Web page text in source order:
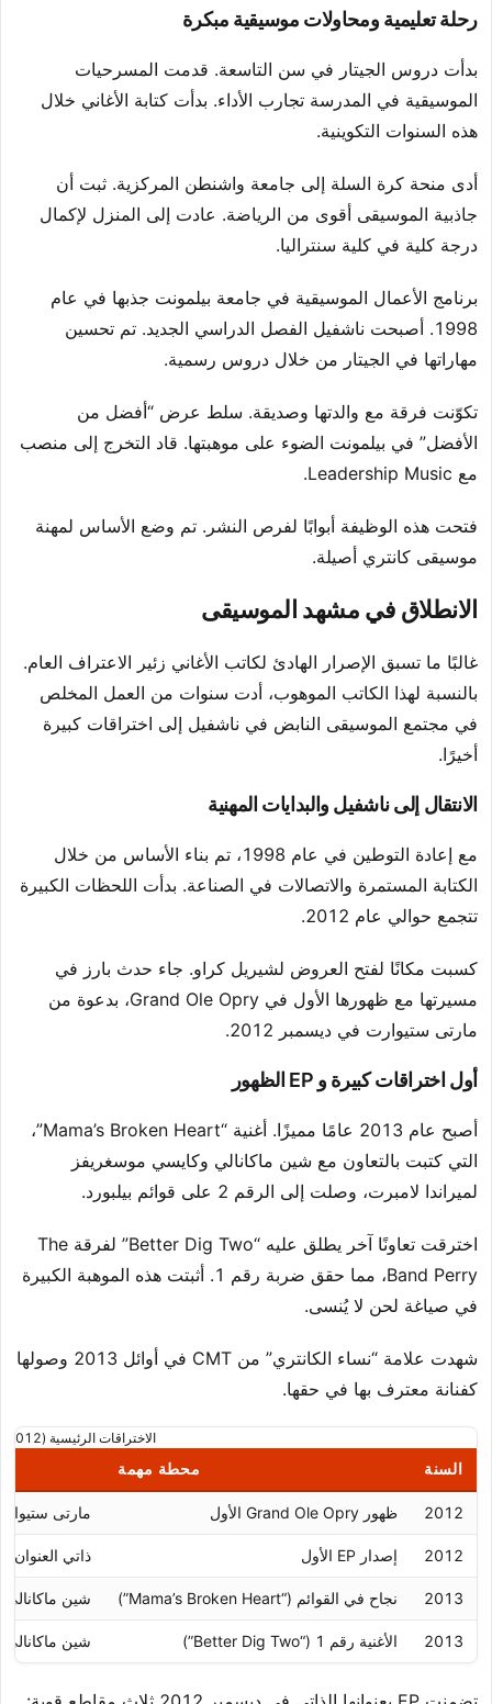
رحلة تعليمية ومحاولات موسيقية مبكرة
بدأت دروس الجيتار في سن التاسعة. قدمت المسرحيات
الموسيقية في المدرسة تجارب الأداء. بدأت كتابة الأغاني خلال
هذه السنوات التكوينية.
أدى منحة كرة السلة إلى جامعة واشنطن المركزية. ثبت أن
جاذبية الموسيقى أقوى من الرياضة. عادت إلى المنزل لإكمال
درجة كلية في كلية سنتراليا.
برنامج الأعمال الموسيقية في جامعة بيلمونت جذبها في عام
1998. أصبحت ناشفيل الفصل الدراسي الجديد. تم تحسين
مهاراتها في الجيتار من خلال دروس رسمية.
تكوّنت فرقة مع والدتها وصديقة. سلط عرض “أفضل من
الأفضل” في بيلمونت الضوء على موهبتها. قاد التخرج إلى منصب
مع Leadership Music.
فتحت هذه الوظيفة أبوابًا لفرص النشر. تم وضع الأساس لمهنة
موسيقى كانتري أصيلة.
الانطلاق في مشهد الموسيقى
غالبًا ما تسبق الإصرار الهادئ لكاتب الأغاني زئير الاعتراف العام.
بالنسبة لهذا الكاتب الموهوب، أدت سنوات من العمل المخلص
في مجتمع الموسيقى النابض في ناشفيل إلى اختراقات كبيرة
أخيرًا.
الانتقال إلى ناشفيل والبدايات المهنية
مع إعادة التوطين في عام 1998، تم بناء الأساس من خلال
الكتابة المستمرة والاتصالات في الصناعة. بدأت اللحظات الكبيرة
تتجمع حوالي عام 2012.
كسبت مكانًا لفتح العروض لشيريل كراو. جاء حدث بارز في
مسيرتها مع ظهورها الأول في Grand Ole Opry، بدعوة من
مارتى ستيوارت في ديسمبر 2012.
أول اختراقات كبيرة و EP الظهور
أصبح عام 2013 عامًا مميزًا. أغنية “Mama’s Broken Heart”،
التي كتبت بالتعاون مع شين ماكانالي وكايسي موسغريفز
لميراندا لامبرت، وصلت إلى الرقم 2 على قوائم بيلبورد.
اخترقت تعاونًا آخر يطلق عليه “Better Dig Two” لفرقة The
Band Perry، مما حقق ضربة رقم 1. أثبتت هذه الموهبة الكبيرة
في صياغة لحن لا يُنسى.
شهدت علامة “نساء الكانتري” من CMT في أوائل 2013 وصولها
كفنانة معترف بها في حقها.
الاختراقات الرئيسية (2012-2013)
السنة محطة مهمة
2012 ظهور Grand Ole Opry الأول مارتى
2012 إصدار EP الأول ذاتي العنوان
2013 نجاح في القوائم (“Mama’s Broken Heart”) شين
2013 الأغنية رقم 1 (“Better Dig Two”) شين